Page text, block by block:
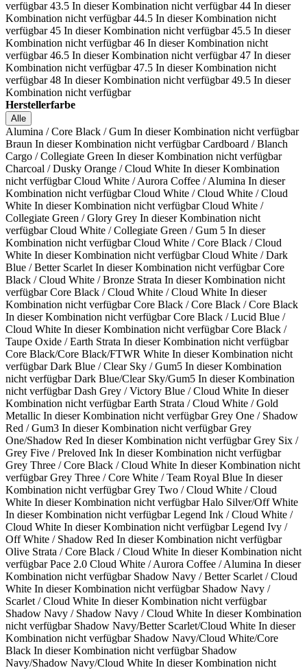
verfügbar 43.5 In dieser Kombination nicht verfügbar 44 In dieser
Kombination nicht verfügbar 44.5 In dieser Kombination nicht
verfügbar 45 In dieser Kombination nicht verfügbar 45.5 In dieser
Kombination nicht verfügbar 46 In dieser Kombination nicht
verfügbar 46.5 In dieser Kombination nicht verfügbar 47 In dieser
Kombination nicht verfügbar 47.5 In dieser Kombination nicht
verfügbar 48 In dieser Kombination nicht verfügbar 49.5 In dieser
Kombination nicht verfügbar
Herstellerfarbe
Alle
Alumina / Core Black / Gum In dieser Kombination nicht verfügbar
Braun In dieser Kombination nicht verfügbar Cardboard / Blanch
Cargo / Collegiate Green In dieser Kombination nicht verfügbar
Charcoal / Dusky Orange / Cloud White In dieser Kombination
nicht verfügbar Cloud White / Aurora Coffee / Alumina In dieser
Kombination nicht verfügbar Cloud White / Cloud White / Cloud
White In dieser Kombination nicht verfügbar Cloud White /
Collegiate Green / Glory Grey In dieser Kombination nicht
verfügbar Cloud White / Collegiate Green / Gum 5 In dieser
Kombination nicht verfügbar Cloud White / Core Black / Cloud
White In dieser Kombination nicht verfügbar Cloud White / Dark
Blue / Better Scarlet In dieser Kombination nicht verfügbar Core
Black / Cloud White / Bronze Strata In dieser Kombination nicht
verfügbar Core Black / Cloud White / Cloud White In dieser
Kombination nicht verfügbar Core Black / Core Black / Core Black
In dieser Kombination nicht verfügbar Core Black / Lucid Blue /
Cloud White In dieser Kombination nicht verfügbar Core Black /
Taupe Oxide / Earth Strata In dieser Kombination nicht verfügbar
Core Black/Core Black/FTWR White In dieser Kombination nicht
verfügbar Dark Blue / Clear Sky / Gum5 In dieser Kombination
nicht verfügbar Dark Blue/Clear Sky/Gum5 In dieser Kombination
nicht verfügbar Dash Grey / Victory Blue / Cloud White In dieser
Kombination nicht verfügbar Earth Strata / Cloud White / Gold
Metallic In dieser Kombination nicht verfügbar Grey One / Shadow
Red / Gum3 In dieser Kombination nicht verfügbar Grey
One/Shadow Red In dieser Kombination nicht verfügbar Grey Six /
Grey Five / Preloved Ink In dieser Kombination nicht verfügbar
Grey Three / Core Black / Cloud White In dieser Kombination nicht
verfügbar Grey Three / Core White / Team Royal Blue In dieser
Kombination nicht verfügbar Grey Two / Cloud White / Cloud
White In dieser Kombination nicht verfügbar Halo Silver/Off White
In dieser Kombination nicht verfügbar Legend Ink / Cloud White /
Cloud White In dieser Kombination nicht verfügbar Legend Ivy /
Off White / Shadow Red In dieser Kombination nicht verfügbar
Olive Strata / Core Black / Cloud White In dieser Kombination nicht
verfügbar Pace 2.0 Cloud White / Aurora Coffee / Alumina In dieser
Kombination nicht verfügbar Shadow Navy / Better Scarlet / Cloud
White In dieser Kombination nicht verfügbar Shadow Navy /
Scarlet / Cloud White In dieser Kombination nicht verfügbar
Shadow Navy / Shadow Navy / Cloud White In dieser Kombination
nicht verfügbar Shadow Navy/Better Scarlet/Cloud White In dieser
Kombination nicht verfügbar Shadow Navy/Cloud White/Core
Black In dieser Kombination nicht verfügbar Shadow
Navy/Shadow Navy/Cloud White In dieser Kombination nicht